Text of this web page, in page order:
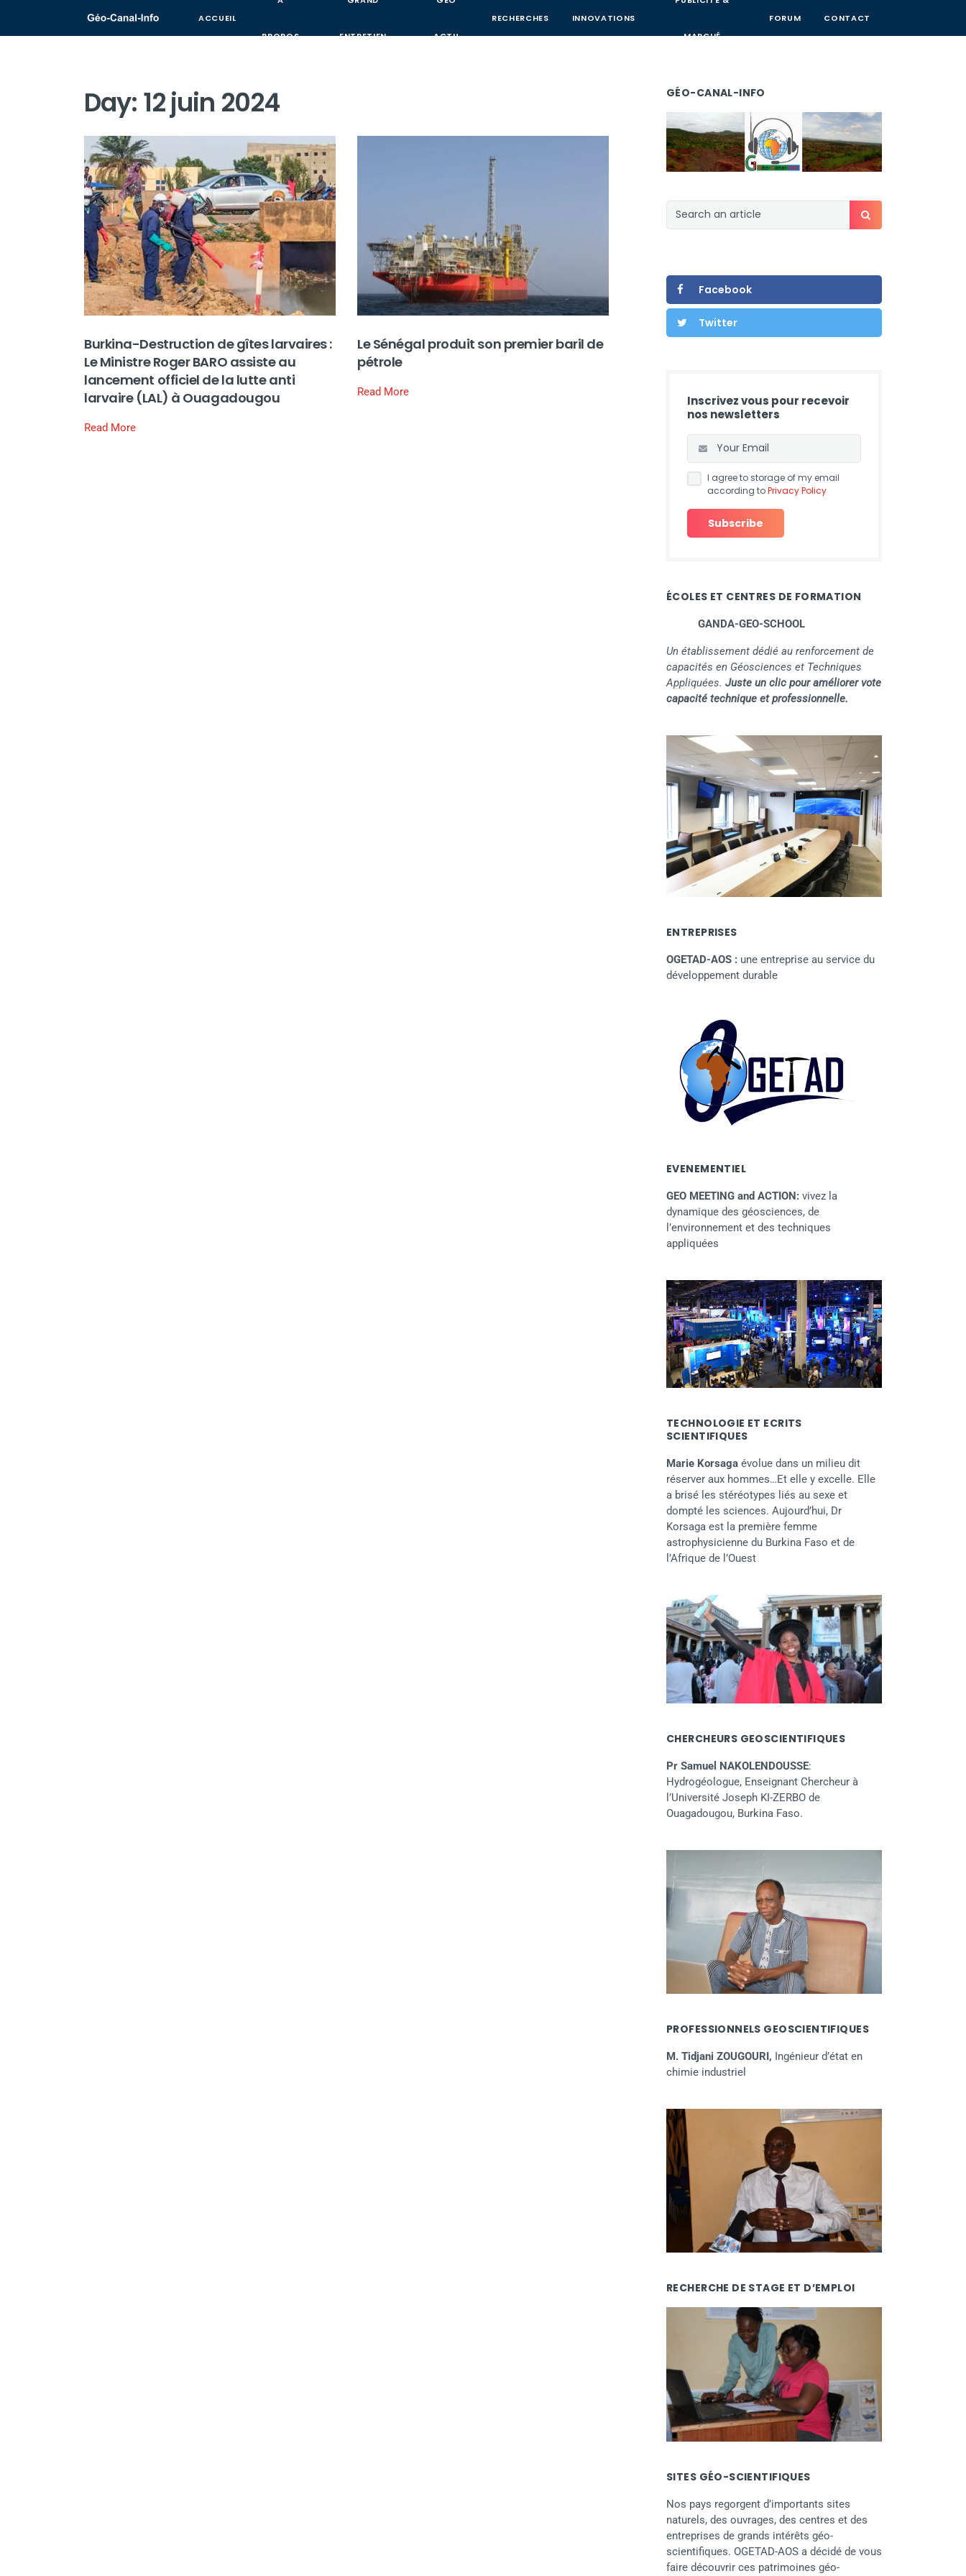
ACCUEIL
PROPOS ENTRETIEN ACTU
RECHERCHES INNOVATIONS
MARCHÉ
FORUM CONTACT
Day: 12 juin 2024
Burkina-Destruction de gîtes larvaires :
Le Ministre Roger BARO assiste au
lancement officiel de la lutte anti
larvaire (LAL) à Ouagadougou
Read More
Le Sénégal produit son premier baril de
pétrole
Read More
GÉO-CANAL-INFO
Facebook
Twitter
Inscrivez vous pour recevoir
nos newsletters
I agree to storage of my email
according toPrivacy Policy
ÉCOLES ET CENTRES DE FORMATION
GANDA-GEO-SCHOOL
Un établissement dédié au renforcement de
capacités en Géosciences et Techniques
Appliquées. Juste un clic pour améliorer vote
capacité technique et professionnelle.
ENTREPRISES
OGETAD-AOS : une entreprise au service du
développement durable
EVENEMENTIEL
GEO MEETING and ACTION: vivez la
dynamique des géosciences, de
l’environnement et des techniques
appliquées
TECHNOLOGIE ET ECRITS
SCIENTIFIQUES
Marie Korsaga évolue dans un milieu dit
réserver aux hommes…Et elle y excelle. Elle
a brisé les stéréotypes liés au sexe et
dompté les sciences. Aujourd’hui, Dr
Korsaga est la première femme
astrophysicienne du Burkina Faso et de
l’Afrique de l’Ouest
CHERCHEURS GEOSCIENTIFIQUES
Pr Samuel NAKOLENDOUSSE:
Hydrogéologue, Enseignant Chercheur à
l’Université Joseph KI-ZERBO de
Ouagadougou, Burkina Faso.
PROFESSIONNELS GEOSCIENTIFIQUES
M. Tidjani ZOUGOURI, Ingénieur d’état en
chimie industriel
RECHERCHE DE STAGE ET D’EMPLOI
SITES GÉO-SCIENTIFIQUES
Nos pays regorgent d’importants sites
naturels, des ouvrages, des centres et des
entreprises de grands intérêts géo-
scientifiques. OGETAD-AOS a décidé de vous
faire découvrir ces patrimoines géo-